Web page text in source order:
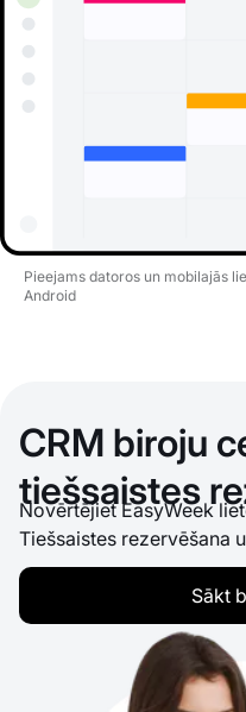
Pieejams datoros un mobilajās
Android
CRM biroju
tiešsaistes
Novērtējiet EasyWeek
Tiešsaistes rezervēšana
Sākt